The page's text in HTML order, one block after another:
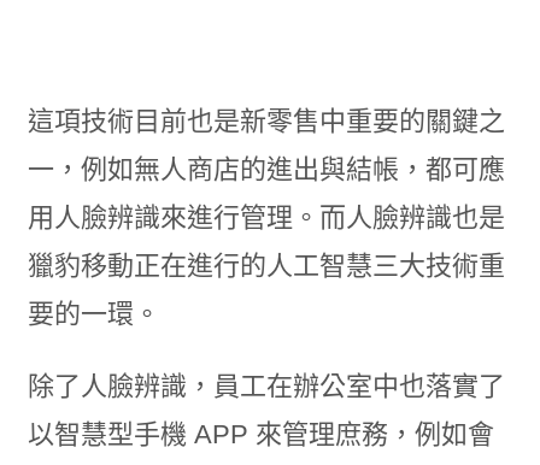
這項技術目前也是新零售中重要的關鍵之
一，例如無人商店的進出與結帳，都可應
用人臉辨識來進行管理。而人臉辨識也是
獵豹移動正在進行的人工智慧三大技術重
要的一環。
除了人臉辨識，員工在辦公室中也落實了
以智慧型手機 APP 來管理庶務，例如會